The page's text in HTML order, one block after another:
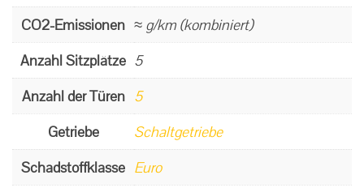
CO2-Emissionen ≈ g/km (kombiniert)
Anzahl Sitzplätze 5
Anzahl der Türen 5
Getriebe
Schaltgetriebe
Schadstoffklasse Euro